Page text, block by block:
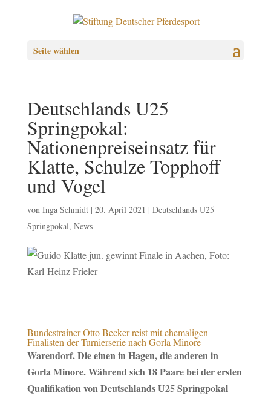
Seite wählen
Deutschlands U25
Springpokal:
Nationenpreiseinsatz für
Klatte, Schulze Topphoff
und Vogel
von Inga Schmidt| 20. April 2021 | Deutschlands U25
Springpokal, News
Bundestrainer Otto Becker reist mit ehemaligen
Finalisten der Turnierserie nach Gorla Minore
Warendorf. Die einen in Hagen, die anderen in
Gorla Minore. Während sich 18 Paare bei der ersten
Qualifikation von Deutschlands U25 Springpokal